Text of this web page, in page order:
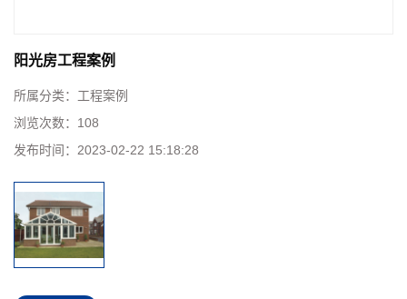
阳光房工程案例
所属分类： 工程案例
浏览次数： 108
发布时间： 2023-02-22 15:18:28